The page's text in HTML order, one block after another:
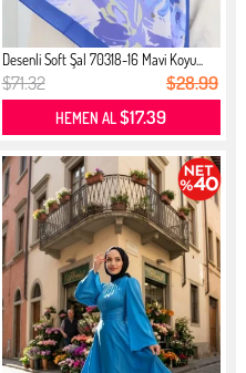
Desenli Soft Şal 70318-16 Mavi Koyu...
$71.32 $28.99
HEMEN AL$17.39